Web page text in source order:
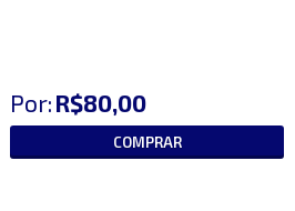
Por: R$80,00
COMPRAR